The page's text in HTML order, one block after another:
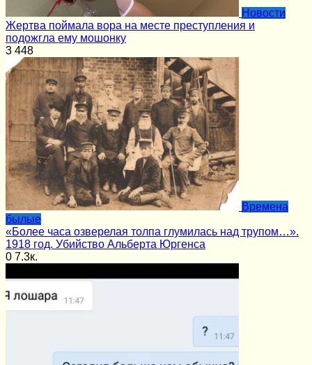
Новости
Жертва поймала вора на месте преступления и
подожгла ему мошонку
3 448
Времена
былые
«Более часа озверелая толпа глумилась над трупом…».
1918 год. Убийство Альберта Юргенса
0 7.3к.